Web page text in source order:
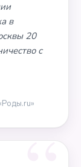
в
20
с